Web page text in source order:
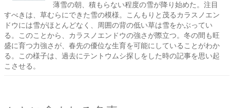
薄雪の朝、積もらない程度の雪が降り始めた。注目
すべきは、草むらにできた雪の模様。こんもりと茂るカラスノエン
ドウには雪がほとんどなく、周囲の背の低い草は雪をかぶってい
る。このことから、カラスノエンドウの強さが際立つ。冬の間も旺
盛に育つ力強さが、春先の優位な生育を可能にしていることがわか
る。この様子は、過去にテントウムシ探しをした時の記事を思い起
こさせる。